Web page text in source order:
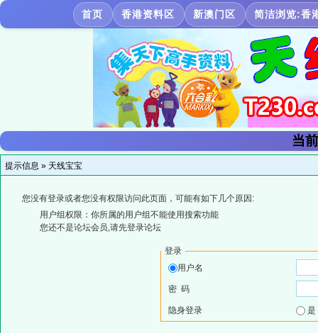
首页 香港资料区 新澳门区 简洁浏览:香
当
提示信息 » 天线宝宝
您没有登录或者您没有权限访问此页面，可能有如下几个原因:
用户组权限：你所属的用户组不能使用搜索功能
您还不是论坛会员,请先登录论坛
登录
用户名
密 码
隐身登录